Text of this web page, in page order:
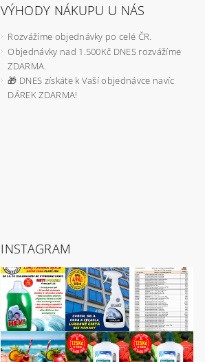
VÝHODY NÁKUPU U NÁS
Rozvážíme objednávky po celé ČR.
Objednávky nad 1.500Kč DNES rozvážíme
ZDARMA.
🎁 DNES získáte k Vaší objednávce navíc
DÁREK ZDARMA!
INSTAGRAM